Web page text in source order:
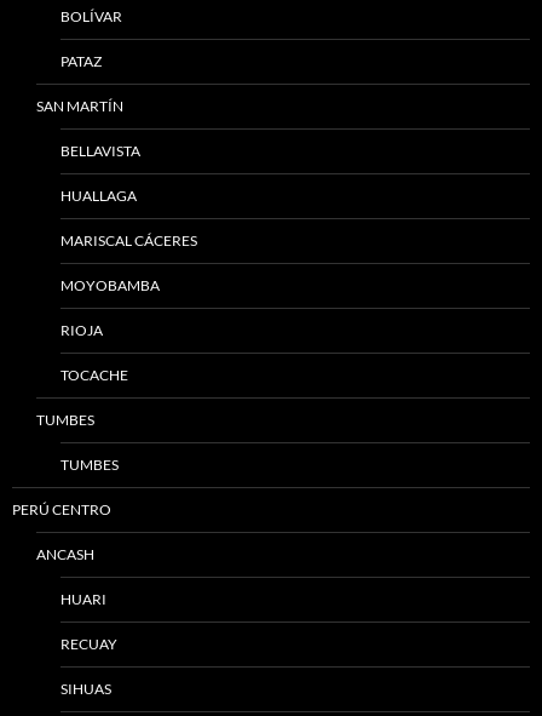
BOLÍVAR
PATAZ
SAN MARTÍN
BELLAVISTA
HUALLAGA
MARISCAL CÁCERES
MOYOBAMBA
RIOJA
TOCACHE
TUMBES
TUMBES
PERÚ CENTRO
ANCASH
HUARI
RECUAY
SIHUAS